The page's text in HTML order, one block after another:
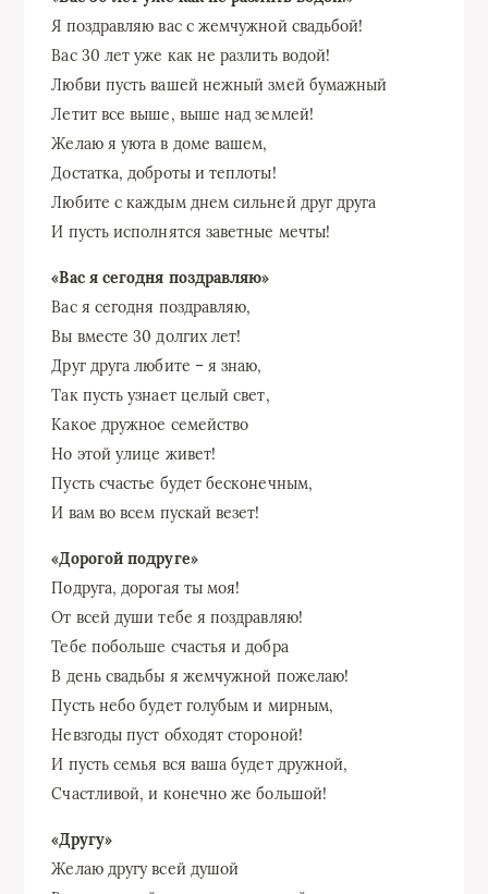
Я поздравляю вас с жемчужной свадьбой!
Вас 30 лет уже как не разлить водой!
Любви пусть вашей нежный змей бумажный
Летит все выше, выше над землей!
Желаю я уюта в доме вашем,
Достатка, доброты и теплоты!
Любите с каждым днем сильней друг друга
И пусть исполнятся заветные мечты!
«Вас я сегодня поздравляю»
Вас я сегодня поздравляю,
Вы вместе 30 долгих лет!
Друг друга любите – я знаю,
Так пусть узнает целый свет,
Какое дружное семейство
Но этой улице живет!
Пусть счастье будет бесконечным,
И вам во всем пускай везет!
«Дорогой подруге»
Подруга, дорогая ты моя!
От всей души тебе я поздравляю!
Тебе побольше счастья и добра
В день свадьбы я жемчужной пожелаю!
Пусть небо будет голубым и мирным,
Невзгоды пуст обходят стороной!
И пусть семья вся ваша будет дружной,
Счастливой, и конечно же большой!
«Другу»
Желаю другу всей душой